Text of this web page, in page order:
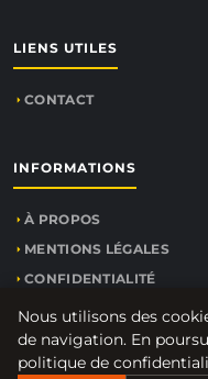
LIENS UTILES
CONTACT
INFORMATIONS
À PROPOS
MENTIONS LÉGALES
CONFIDENTIALITÉ
PLAN DU SITE
Nous utilisons des
de navigation. En
politique de